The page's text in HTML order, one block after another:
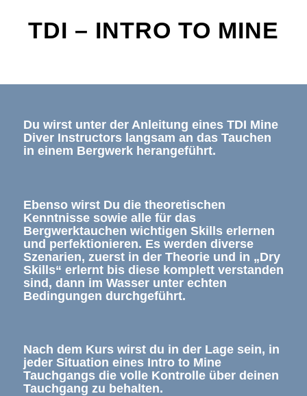
TDI – INTRO TO MINE
Du wirst unter der Anleitung eines TDI Mine
Diver Instructors langsam an das Tauchen
in einem Bergwerk herangeführt.
Ebenso wirst Du die theoretischen
Kenntnisse sowie alle für das
Bergwerktauchen wichtigen Skills erlernen
und perfektionieren. Es werden diverse
Szenarien, zuerst in der Theorie und in „Dry
Skills“ erlernt bis diese komplett verstanden
sind, dann im Wasser unter echten
Bedingungen durchgeführt.
Nach dem Kurs wirst du in der Lage sein, in
jeder Situation eines Intro to Mine
Tauchgangs die volle Kontrolle über deinen
Tauchgang zu behalten.